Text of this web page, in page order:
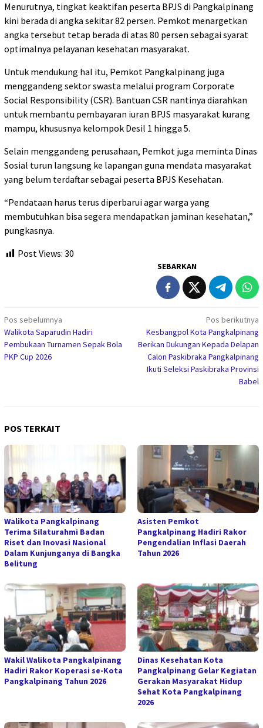
Menurutnya, tingkat keaktifan peserta BPJS di Pangkalpinang
kini berada di angka sekitar 82 persen. Pemkot menargetkan
angka tersebut tetap berada di atas 80 persen sebagai syarat
optimalnya pelayanan kesehatan masyarakat.
Untuk mendukung hal itu, Pemkot Pangkalpinang juga
menggandeng sektor swasta melalui program Corporate
Social Responsibility (CSR). Bantuan CSR nantinya diarahkan
untuk membantu pembayaran iuran BPJS masyarakat kurang
mampu, khususnya kelompok Desil 1 hingga 5.
Selain menggandeng perusahaan, Pemkot juga meminta Dinas
Sosial turun langsung ke lapangan guna mendata masyarakat
yang belum terdaftar sebagai peserta BPJS Kesehatan.
“Pendataan harus terus diperbarui agar warga yang
membutuhkan bisa segera mendapatkan jaminan kesehatan,”
pungkasnya.
Post Views: 30
SEBARKAN
Navigasi
pos
Pos sebelumnya
Walikota Saparudin Hadiri
Pembukaan Turnamen Sepak Bola
PKP Cup 2026
Pos berikutnya
Kesbangpol Kota Pangkalpinang
Berikan Dukungan Kepada Delapan
Calon Paskibraka Pangkalpinang
Ikuti Seleksi Paskibraka Provinsi
Babel
POS TERKAIT
Walikota Pangkalpinang
Terima Silaturahmi Badan
Riset dan Inovasi Nasional
Dalam Kunjunganya di Bangka
Belitung
Asisten Pemkot
Pangkalpinang Hadiri Rakor
Pengendalian Inflasi Daerah
Tahun 2026
Wakil Walikota Pangkalpinang
Hadiri Rakor Koperasi se-Kota
Pangkalpinang Tahun 2026
Dinas Kesehatan Kota
Pangkalpinang Gelar Kegiatan
Gerakan Masyarakat Hidup
Sehat Kota Pangkalpinang
2026